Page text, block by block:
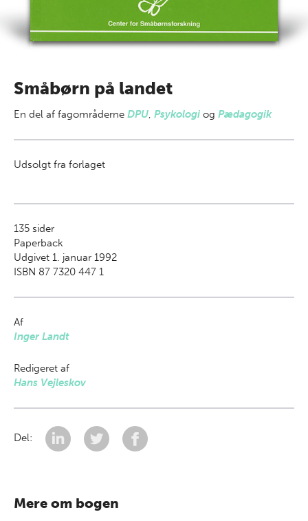
Småbørn på landet
En del af fagområderne DPU, Psykologi og Pædagogik
Udsolgt fra forlaget
135 sider
Paperback
Udgivet 1. januar 1992
ISBN 87 7320 447 1
Af
Inger Landt
Redigeret af
Hans Vejleskov
Del:
Mere om bogen